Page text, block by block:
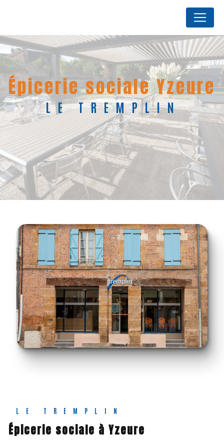
épicerie sociale Yzeure
LE TREMPLIN
LE TREMPLIN
épicerie sociale à Yzeure